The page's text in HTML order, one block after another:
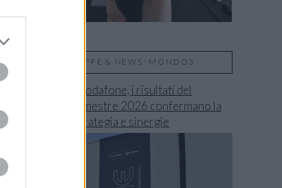
TARIFFE & NEWS: MONDO3
Fastweb + Vodafone, i risultati del
secondo trimestre 2026 confermano la
validità di strategia e sinergie